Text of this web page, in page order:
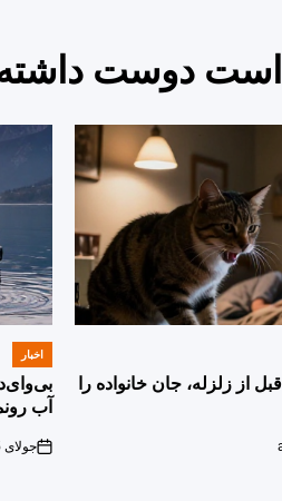
دوست داشته
از زلزله، جان خانواده را
POSTED
اخبار
آب
on
جولای 25, 2026